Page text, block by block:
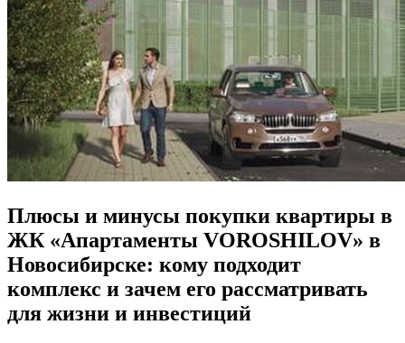
Плюсы и минусы покупки квартиры в
ЖК «Апартаменты VOROSHILOV» в
Новосибирске: кому подходит
комплекс и зачем его рассматривать
для жизни и инвестиций